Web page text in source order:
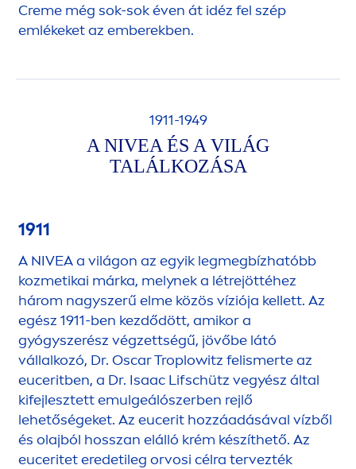
Creme még sok-sok éven át idéz fel szép
emlékeket az emberekben.
1911-1949
A NIVEA ÉS A VILÁG
TALÁLKOZÁSA
1911
A NIVEAa világon az egyik legmegbízhatóbb
kozmetikai márka, melynek a létrejöttéhez
három nagyszerű elme közös víziója kellett. Az
egész 1911-ben kezdődött, amikor a
gyógyszerész végzettségű, jövőbe látó
vállalkozó, Dr. Oscar Troplowitz felismerte az
euceritben, a Dr. Isaac Lifschütz vegyész által
kifejlesztett emulgeálószerben rejlő
lehetőségeket. Az eucerit hozzáadásával vízből
és olajból hosszan elálló krém készíthető. Az
euceritet eredetileg orvosi célra tervezték